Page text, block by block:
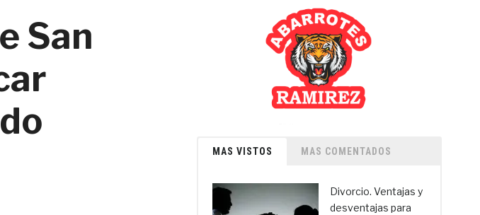
San
MAS VISTOS MAS COMENTADOS
Divorcio. Ventajas y
desventajas para